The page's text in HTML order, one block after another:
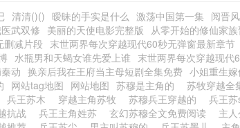
清清()() 暧昧的手实是什么 激荡中国第一集 阅晋
武双修 美丽的天使电影完整版 从零开始的修仙家
删减片段 末世两界每次穿越现代60秒无弹窗最新章节
水瓶男和天蝎女谁先爱上谁 末世两界每次穿越现代
动 换亲后我在王府当主母短剧全集免费 小姐重生嫁
网站tag地图 网站地图 苏穆是主角的 苏牧穿越全
兵王苏木 穿越主角苏牧 苏穆兵王穿越的 兵王
抗战 兵王主角姓苏 玄幻苏穆全文免费阅读 主